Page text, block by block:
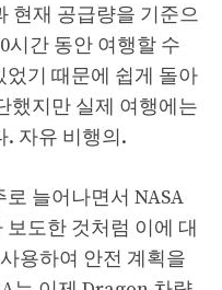
현재 공급량을 기준으
간 동안 여행할 수
기 때문에 쉽게 돌아
했지만 실제 여행에는
. 자유 비행의.
늘어나면서 NASA
도한 것처럼 이에 대
용하여 안전 계획을